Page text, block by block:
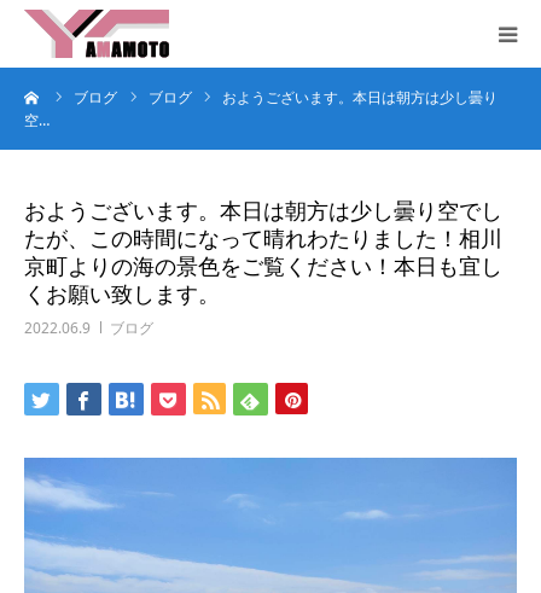
ブログ ブログ
おようございます。本日は朝方は少し曇り
空…
おようございます。本日は朝方は少し曇り空でし
たが、この時間になって晴れわたりました！相川
京町よりの海の景色をご覧ください！本日も宜し
くお願い致します。
2022.06.9 ブログ
HOME
サービス
企業概要
お問合せ